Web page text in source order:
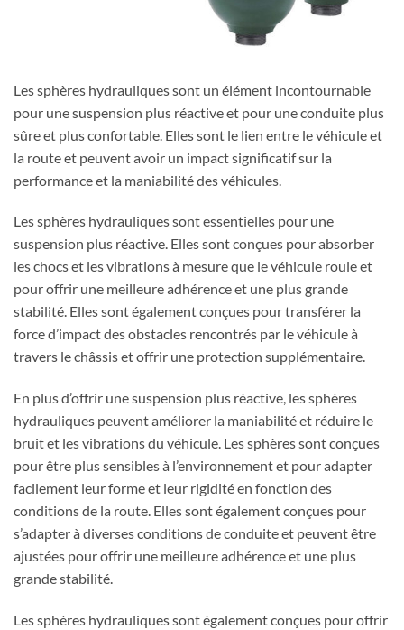
Les sphères hydrauliques sont un élément incontournable
pour une suspension plus réactive et pour une conduite plus
sûre et plus confortable. Elles sont le lien entre le véhicule et
la route et peuvent avoir un impact significatif sur la
performance et la maniabilité des véhicules.
Les sphères hydrauliques sont essentielles pour une
suspension plus réactive. Elles sont conçues pour absorber
les chocs et les vibrations à mesure que le véhicule roule et
pour offrir une meilleure adhérence et une plus grande
stabilité. Elles sont également conçues pour transférer la
force d’impact des obstacles rencontrés par le véhicule à
travers le châssis et offrir une protection supplémentaire.
En plus d’offrir une suspension plus réactive, les sphères
hydrauliques peuvent améliorer la maniabilité et réduire le
bruit et les vibrations du véhicule. Les sphères sont conçues
pour être plus sensibles à l’environnement et pour adapter
facilement leur forme et leur rigidité en fonction des
conditions de la route. Elles sont également conçues pour
s’adapter à diverses conditions de conduite et peuvent être
ajustées pour offrir une meilleure adhérence et une plus
grande stabilité.
Les sphères hydrauliques sont également conçues pour offrir